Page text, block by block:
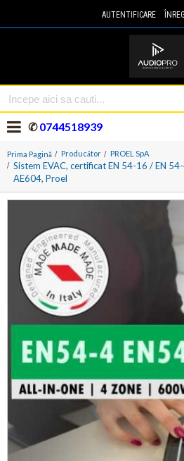
AUTENTIFICARE
✆0744518939
Prima Pagină Producător PROEL SpA
Sistem EVAC, certificat EN 54-16 / EN
AE604, Proel